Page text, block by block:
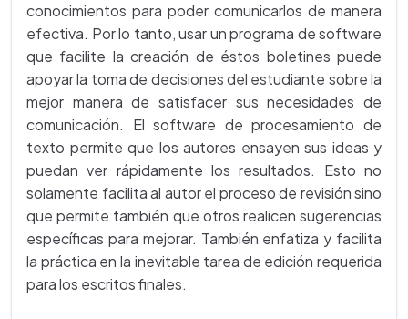
conocimientos para poder comunicarlos de manera
efectiva. Por lo tanto, usar un programa de software
que facilite la creación de éstos boletines puede
apoyar la toma de decisiones del estudiante sobre la
mejor manera de satisfacer sus necesidades de
comunicación. El software de procesamiento de
texto permite que los autores ensayen sus ideas y
puedan ver rápidamente los resultados. Esto no
solamente facilita al autor el proceso de revisión sino
que permite también que otros realicen sugerencias
específicas para mejorar. También enfatiza y facilita
la práctica en la inevitable tarea de edición requerida
para los escritos finales.